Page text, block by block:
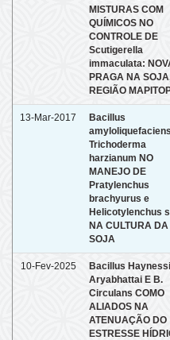
MISTURAS COM
QUÍMICOS NO
CONTROLE DE
Scutigerella
immaculata:
PRAGA NA
REGIÃO
13-Mar-2017
Bacillus
Trichoderma
harzianum NO
MANEJO DE
Pratylenchus
brachyurus e
Helicotylenchus
NA CULTURA DA
SOJA
10-Fev-2025
Bacillus
Aryabhattai E B.
Circulans COMO
ALIADOS NA
ATENUAÇÃO DO
ESTRESSE